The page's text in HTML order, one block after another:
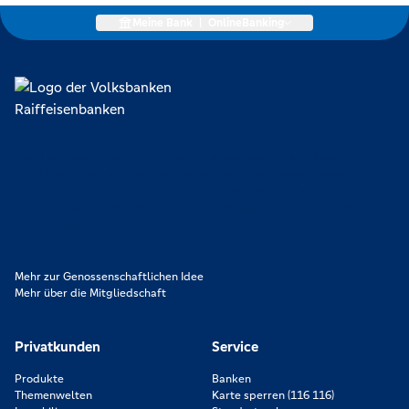
Mehr zur Genossenschaftlichen Idee
Mehr über die Mitgliedschaft
Privatkunden
Produkte
Themenwelten
Service
Banken
Karte sperren (116 116)